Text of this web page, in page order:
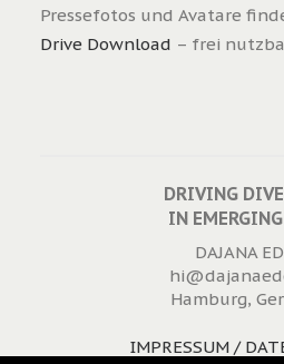
Pressefotos und Avatare
Drive Download – frei
DRIVING
IN
DAJANA
Hamburg,
IMPRESSUM /